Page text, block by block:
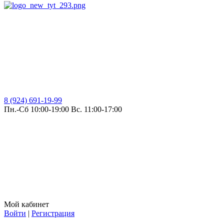
8 (924) 691-19-99
Пн.-Сб 10:00-19:00 Вс. 11:00-17:00
Мой кабинет
Войти | Регистрация